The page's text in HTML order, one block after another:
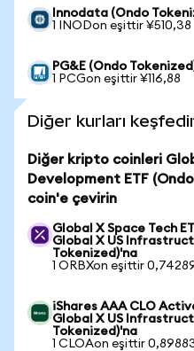
Innodata (Ondo
1 INODon eşittir ¥510,38
PG&E (Ondo
1 PCGon eşittir ¥116,88
Diğer kurları
Diğer kripto coinleri
Development ETF
coin'e çevirin
Global X Space Tech
Global X US
Tokenized)'na
1 ORBXon eşittir
iShares AAA CLO
Global X US
Tokenized)'na
1 CLOAon eşittir